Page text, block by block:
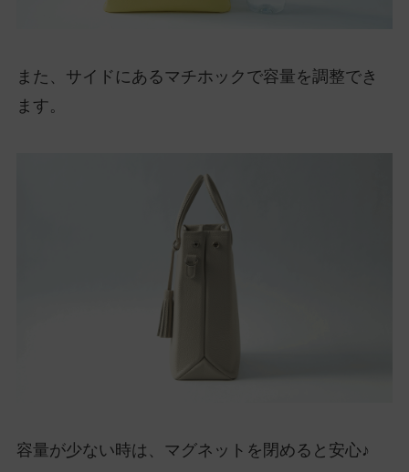
また、サイドにあるマチホックで容量を調整でき
ます。
容量が少ない時は、マグネットを閉めると安心♪